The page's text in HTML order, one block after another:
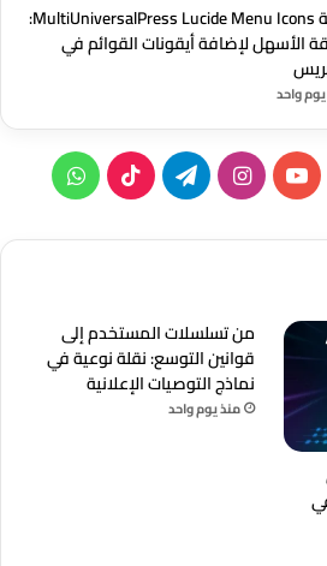
إضافة MultiUniversalPress Lucide Menu Icons:
الأسهل لإضافة أيقونات القوائم في
واحد
‫YouTubeانستقرامتيلقرام‫TikTok
من تسلسلات المستخدم إلى
قوانين التوسع: نقلة نوعية في
نماذج التوصيات الإعلانية
منذ يوم واحد